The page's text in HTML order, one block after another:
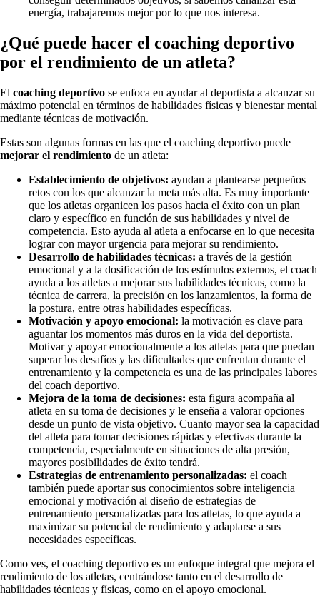
energía, trabajaremos mejor por lo que nos interesa.
¿Qué puede hacer el coaching deportivo
por el rendimiento de un atleta?
El coaching deportivo se enfoca en ayudar al deportista a alcanzar su
máximo potencial en términos de habilidades físicas y bienestar mental
mediante técnicas de motivación.
Estas son algunas formas en las que el coaching deportivo puede
mejorar el rendimiento de un atleta:
Establecimiento de objetivos: ayudan a plantearse pequeños
retos con los que alcanzar la meta más alta. Es muy importante
que los atletas organicen los pasos hacia el éxito con un plan
claro y específico en función de sus habilidades y nivel de
competencia. Esto ayuda al atleta a enfocarse en lo que necesita
lograr con mayor urgencia para mejorar su rendimiento.
Desarrollo de habilidades técnicas: a través de la gestión
emocional y a la dosificación de los estímulos externos, el coach
ayuda a los atletas a mejorar sus habilidades técnicas, como la
técnica de carrera, la precisión en los lanzamientos, la forma de
la postura, entre otras habilidades específicas.
Motivación y apoyo emocional: la motivación es clave para
aguantar los momentos más duros en la vida del deportista.
Motivar y apoyar emocionalmente a los atletas para que puedan
superar los desafíos y las dificultades que enfrentan durante el
entrenamiento y la competencia es una de las principales labores
del coach deportivo.
Mejora de la toma de decisiones: esta figura acompaña al
atleta en su toma de decisiones y le enseña a valorar opciones
desde un punto de vista objetivo. Cuanto mayor sea la capacidad
del atleta para tomar decisiones rápidas y efectivas durante la
competencia, especialmente en situaciones de alta presión,
mayores posibilidades de éxito tendrá.
Estrategias de entrenamiento personalizadas: el coach
también puede aportar sus conocimientos sobre inteligencia
emocional y motivación al diseño de estrategias de
entrenamiento personalizadas para los atletas, lo que ayuda a
maximizar su potencial de rendimiento y adaptarse a sus
necesidades específicas.
Como ves, el coaching deportivo es un enfoque integral que mejora el
rendimiento de los atletas, centrándose tanto en el desarrollo de
habilidades técnicas y físicas, como en el apoyo emocional.